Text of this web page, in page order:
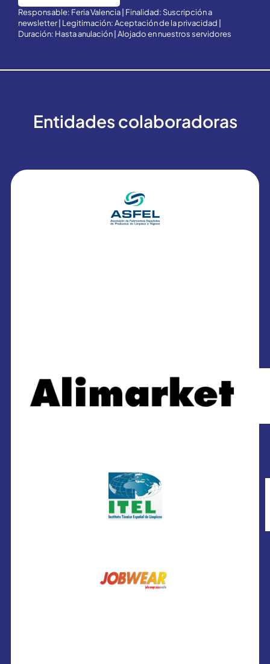
Responsable: Feria Valencia | Finalidad: Suscripción a
newsletter | Legitimación: Aceptación de la privacidad |
Duración: Hasta anulación | Alojado en nuestros servidores
Entidades colaboradoras